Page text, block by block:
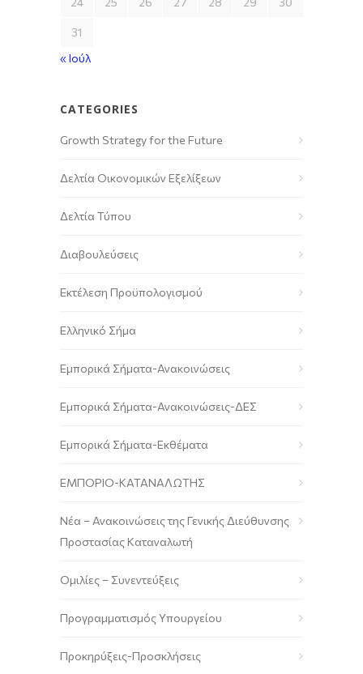
31
« Ιούλ
CATEGORIES
Growth Strategy for the Future
Δελτία Οικονομικών Εξελίξεων
Δελτία Τύπου
Διαβουλεύσεις
Εκτέλεση Προϋπολογισμού
Ελληνικό Σήμα
Εμπορικά Σήματα-Ανακοινώσεις
Εμπορικά Σήματα-Ανακοινώσεις-ΔΕΣ
Εμπορικά Σήματα-Εκθέματα
ΕΜΠΟΡΙΟ-ΚΑΤΑΝΑΛΩΤΗΣ
Νέα – Ανακοινώσεις της Γενικής Διεύθυνσης
Προστασίας Καταναλωτή
Ομιλίες – Συνεντεύξεις
Προγραμματισμός Υπουργείου
Προκηρύξεις-Προσκλήσεις